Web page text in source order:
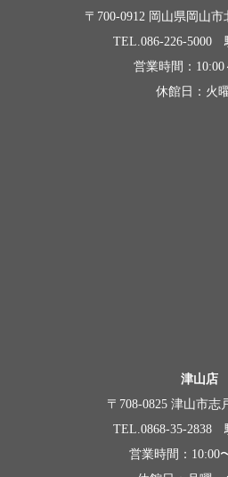
〒700-0912 岡山県岡山
TEL.086-226-5000
営業時間：10:00
休館日：火
津山店
〒708-0825 津山市志
TEL.0868-35-2838
営業時間：10:00